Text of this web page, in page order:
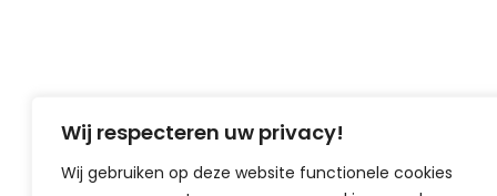
Wij respecteren uw privacy!
Wij gebruiken op deze website functionele cookies